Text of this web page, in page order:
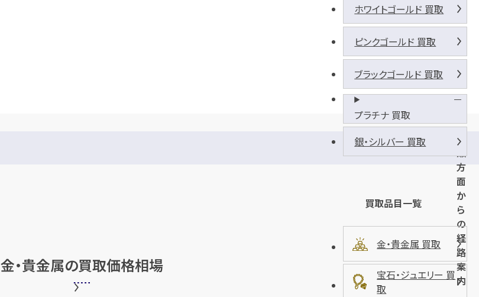
泡
瀬
方
面
か
ら
の
経
路
案
内
金・貴金属の買取価格相場
ホワイトゴールド 買取
ピンクゴールド 買取
ブラックゴールド 買取
プラチナ 買取
銀・シルバー 買取
買取品目一覧
金・貴金属 買取
宝石・ジュエリー 買
取